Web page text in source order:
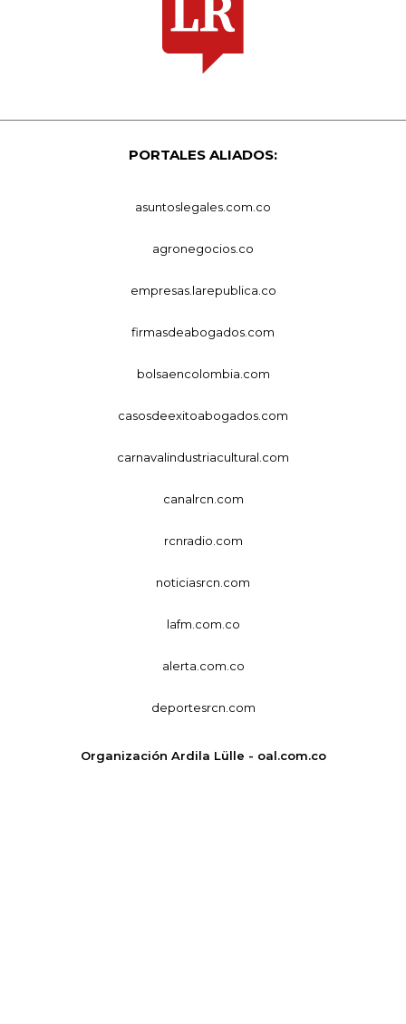
PORTALES ALIADOS:
asuntoslegales.com.co
agronegocios.co
empresas.larepublica.co
firmasdeabogados.com
bolsaencolombia.com
casosdeexitoabogados.com
carnavalindustriacultural.com
canalrcn.com
rcnradio.com
noticiasrcn.com
lafm.com.co
alerta.com.co
deportesrcn.com
Organización Ardila Lülle - oal.com.co